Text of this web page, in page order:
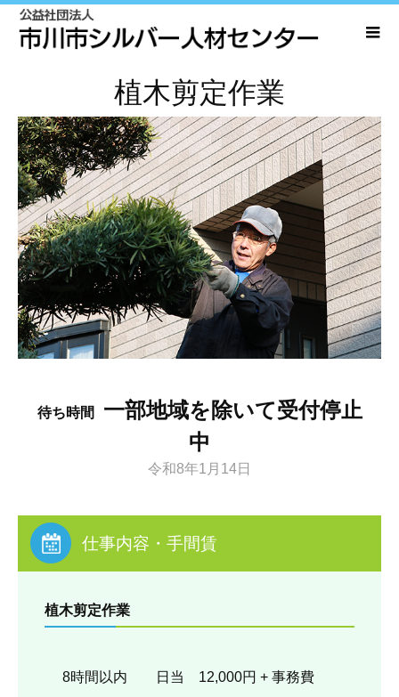
植木剪定作業
待ち時間
一部地域を除いて受付停止
中
令和8年1月14日
仕事内容・手間賃
植木剪定作業
8時間以内 日当 12,000円 + 事務費